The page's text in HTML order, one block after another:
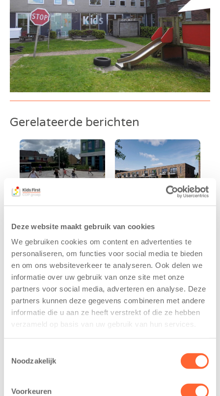
Deze website maakt gebruik van cookies
We gebruiken cookies om content en advertenties te
personaliseren, om functies voor social media te bieden
en om ons websiteverkeer te analyseren. Ook delen we
informatie over uw gebruik van onze site met onze
partners voor social media, adverteren en analyse. Deze
partners kunnen deze gegevens combineren met andere
informatie die u aan ze heeft verstrekt of die ze hebben
verzameld op basis van uw gebruik van hun services.
Noodzakelijk
Voorkeuren
Gerelateerde berichten
Kinderen BSO
De
Westerburcht
trainen alvast
voor Kids First
Mini 4 Mijl
7 augustus 2026
Eelde, 6 augustus
2026 – Kinderen
Westerburcht in
Kids First
tekent
koopcontract
voor nieuw
kindcentrum in
wijk Wiarda in
Leeuwarden
11 juni 2026
Leeuwarden –
belangrijke stap